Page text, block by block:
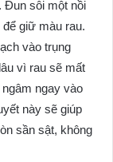
Đun sôi một nồi
giữ màu rau.
vào trụng
vì rau sẽ mất
ngay vào
này sẽ giúp
sần sật, không